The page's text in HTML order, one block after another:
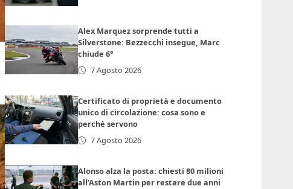
Alex Marquez sorprende tutti a
Silverstone: Bezzecchi insegue, Marc
chiude 6°
7 Agosto 2026
Certificato di proprietà e documento
unico di circolazione: cosa sono e
perché servono
7 Agosto 2026
Alonso alza la posta: chiesti 80 milioni
all’Aston Martin per restare due anni